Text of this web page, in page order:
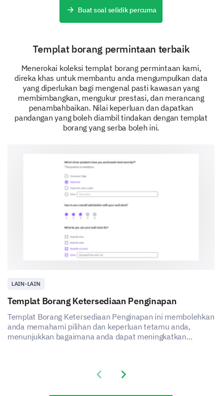
Optimizing Training Sessions
Lastly, let's explore how we can improve the delivery
and scheduling of our training sessions.
Please indicate 'Yes', 'No', or 'Uncertain' for the
following statements.
I prefer in-person training sessions over online ones.
I prefer short, frequent training sessions instead of
I would be willing to complete pre-training
If we were to run weekend training sessions,
would you be likely to attend?
Buat soal selidik percuma
Templat borang permintaan terbaik
Menerokai koleksi templat borang permintaan kami,
direka khas untuk membantu anda mengumpulkan data
yang diperlukan bagi mengenal pasti kawasan yang
membimbangkan, mengukur prestasi, dan merancang
penambahbaikan. Nilai keperluan dan dapatkan
pandangan yang boleh diambil tindakan dengan templat
borang yang serba boleh ini.
LAIN-LAIN
Templat Borang Ketersediaan Penginapan
Templat Borang Ketersediaan Penginapan ini membolehkan
anda memahami pilihan dan keperluan tetamu anda,
menunjukkan bagaimana anda dapat meningkatkan
Previous slide
Next slide